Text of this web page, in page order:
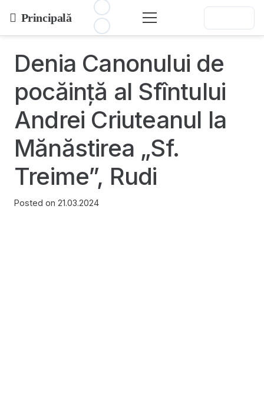
Principală
Denia Canonului de
pocăință al Sfîntului
Andrei Criuteanul la
Mănăstirea „Sf.
Treime”, Rudi
Posted on 21.03.2024